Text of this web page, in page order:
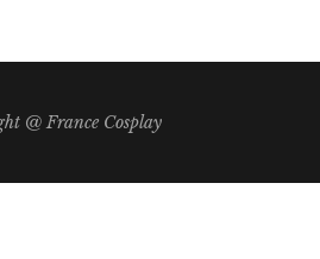
@ France Cosplay